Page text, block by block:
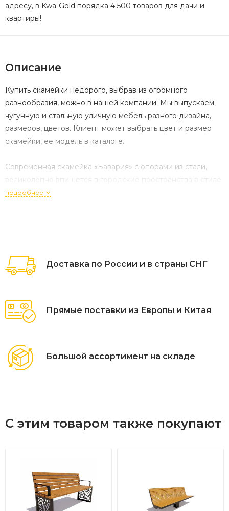
адресу, в Kwa-Gold порядка 4 500 товаров для дачи и
квартиры!
Описание
Купить скамейки недорого, выбрав из огромного
разнообразия, можно в нашей компании. Мы выпускаем
чугунную и стальную уличную мебель разного дизайна,
размеров, цветов. Клиент может выбрать цвет и размер
скамейки, ее модель в каталоге.
Современная скамейка «Бавария» с опорами из стали,
«хай-тек». Ее небольшие размеры идеально подойдут для
подробнее
Доставка по России и в страны СНГ
Прямые поставки из Европы и Китая
Большой ассортимент на складе
С этим товаром также покупают